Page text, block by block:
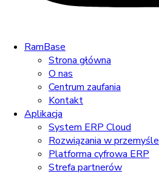
RamBase
Strona główna
O nas
Centrum zaufania
Kontakt
Aplikacja
System ERP Cloud
Rozwiązania w przemyśle
Platforma cyfrowa ERP
Strefa partnerów